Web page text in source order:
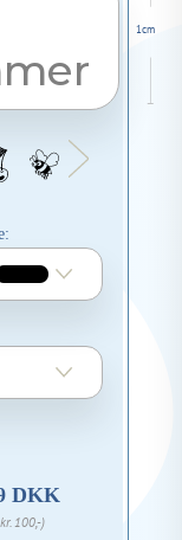
1cm
DKK
100,-)